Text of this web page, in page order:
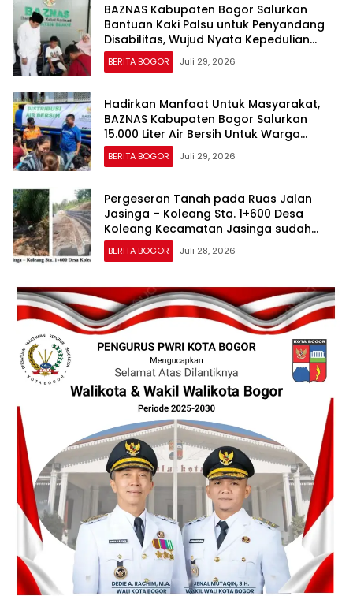
BAZNAS Kabupaten Bogor Salurkan
Bantuan Kaki Palsu untuk Penyandang
Disabilitas, Wujud Nyata Kepedulian
dalam Program “Bogor Peduli”
BERITA BOGOR Juli 29, 2026
Hadirkan Manfaat Untuk Masyarakat,
BAZNAS Kabupaten Bogor Salurkan
15.000 Liter Air Bersih Untuk Warga
Terdampak Kekeringan
BERITA BOGOR Juli 29, 2026
Pergeseran Tanah pada Ruas Jalan
Jasinga – Koleang Sta. 1+600 Desa
Koleang Kecamatan Jasinga sudah
Tertangani oleh UPTD IJJ Kelas A
Wilayah VII
BERITA BOGOR Juli 28, 2026